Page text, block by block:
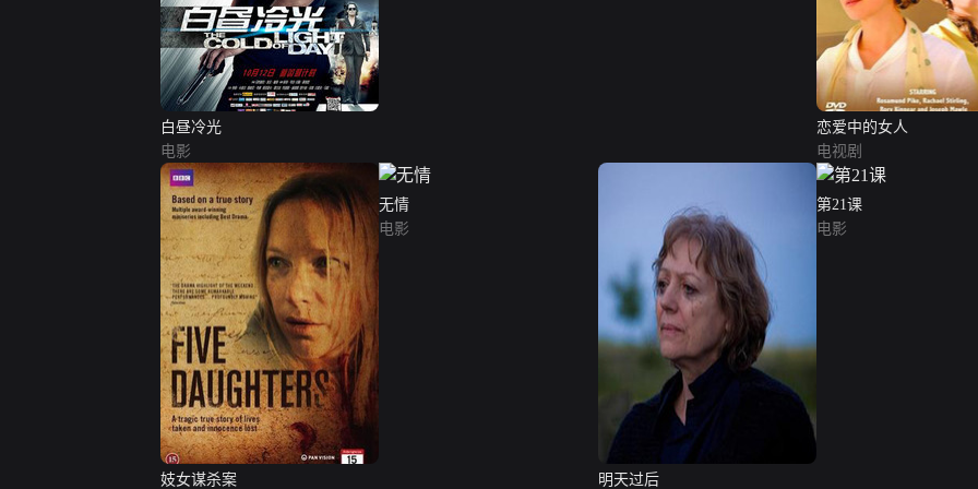
白昼冷光
电影
恋爱中的女人
电视剧
妓女谋杀案
无情
电影
明天过后
第21课
电影